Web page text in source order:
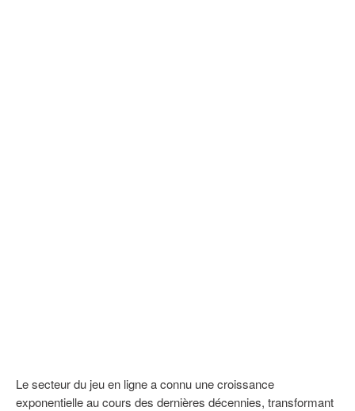
Le secteur du jeu en ligne a connu une croissance
exponentielle au cours des dernières décennies, transformant